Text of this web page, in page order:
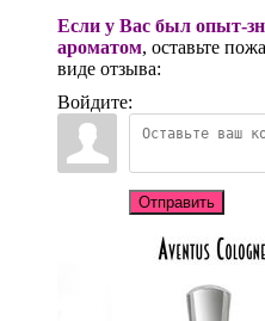
Если у Вас был опыт-
ароматом, оставьте
виде отзыва:
Войдите:
Отправить